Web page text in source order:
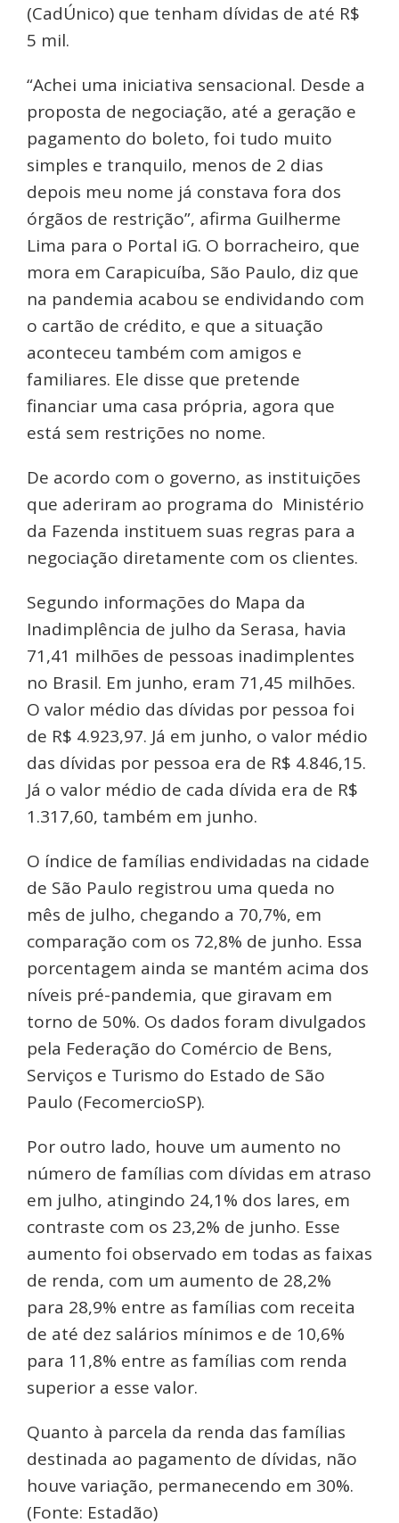
(CadÚnico) que tenham dívidas de até R$
5 mil.
“Achei uma iniciativa sensacional. Desde a
proposta de negociação, até a geração e
pagamento do boleto, foi tudo muito
simples e tranquilo, menos de 2 dias
depois meu nome já constava fora dos
órgãos de restrição”, afirma Guilherme
Lima para o Portal iG. O borracheiro, que
mora em Carapicuíba, São Paulo, diz que
na pandemia acabou se endividando com
o cartão de crédito, e que a situação
aconteceu também com amigos e
familiares. Ele disse que pretende
financiar uma casa própria, agora que
está sem restrições no nome.
De acordo com o governo, as instituições
que aderiram ao programa do Ministério
da Fazenda instituem suas regras para a
negociação diretamente com os clientes.
Segundo informações do Mapa da
Inadimplência de julho da Serasa, havia
71,41 milhões de pessoas inadimplentes
no Brasil. Em junho, eram 71,45 milhões.
O valor médio das dívidas por pessoa foi
de R$ 4.923,97. Já em junho, o valor médio
das dívidas por pessoa era de R$ 4.846,15.
Já o valor médio de cada dívida era de R$
1.317,60, também em junho.
O índice de famílias endividadas na cidade
de São Paulo registrou uma queda no
mês de julho, chegando a 70,7%, em
comparação com os 72,8% de junho. Essa
porcentagem ainda se mantém acima dos
níveis pré-pandemia, que giravam em
torno de 50%. Os dados foram divulgados
pela Federação do Comércio de Bens,
Serviços e Turismo do Estado de São
Paulo (FecomercioSP).
Por outro lado, houve um aumento no
número de famílias com dívidas em atraso
em julho, atingindo 24,1% dos lares, em
contraste com os 23,2% de junho. Esse
aumento foi observado em todas as faixas
de renda, com um aumento de 28,2%
para 28,9% entre as famílias com receita
de até dez salários mínimos e de 10,6%
para 11,8% entre as famílias com renda
superior a esse valor.
Quanto à parcela da renda das famílias
destinada ao pagamento de dívidas, não
houve variação, permanecendo em 30%.
(Fonte: Estadão)